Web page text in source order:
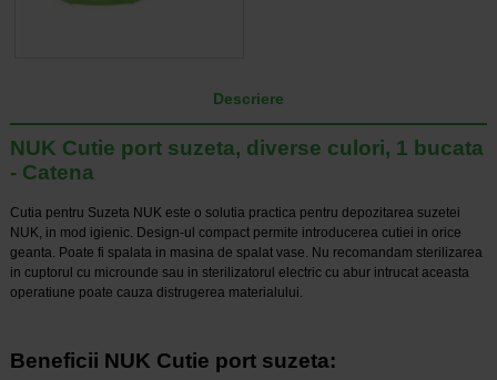
Descriere
NUK Cutie port suzeta, diverse culori, 1 bucata
- Catena
Cutia pentru Suzeta NUK este o solutia practica pentru depozitarea suzetei
NUK, in mod igienic. Design-ul compact permite introducerea cutiei in orice
geanta. Poate fi spalata in masina de spalat vase. Nu recomandam sterilizarea
in cuptorul cu microunde sau in sterilizatorul electric cu abur intrucat aceasta
operatiune poate cauza distrugerea materialului.
Beneficii NUK Cutie port suzeta: